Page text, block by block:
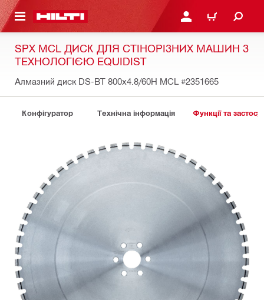
ЗМІСТУ УВІЙТИ АБО
КОШИК
SPX MCL ДИСК ДЛЯ СТІНОРІЗНИХ МАШИН З
ТЕХНОЛОГІЄЮ EQUIDIST
Алмазний диск DS-BT 800x4.8/60H MCL #2351665
Конфігуратор Технічна інформація Функції та